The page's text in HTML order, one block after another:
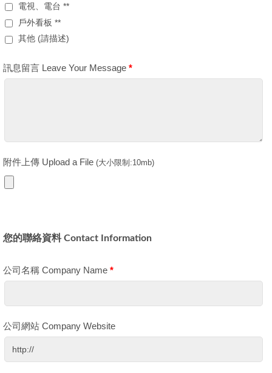
電視、電台 **
戶外看板 **
其他 (請描述)
訊息留言 Leave Your Message *
附件上傳 Upload a File (大小限制:10mb)
您的聯絡資料 Contact Information
公司名稱 Company Name *
公司網站 Company Website